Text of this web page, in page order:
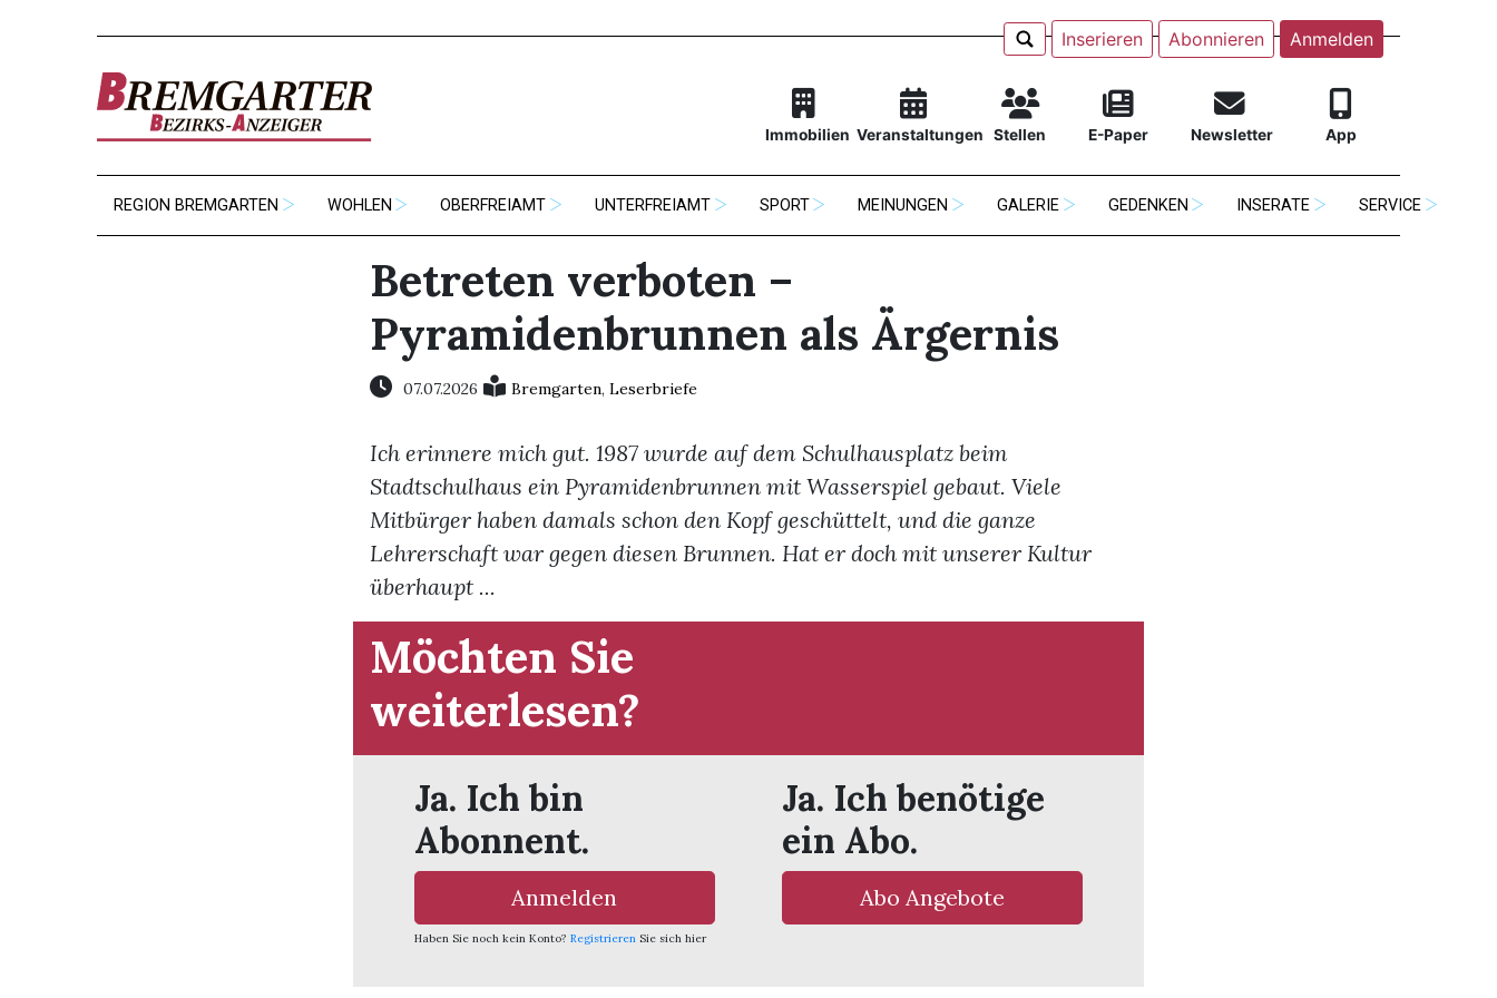
Inserieren Abonnieren Anmelden
Immobilien Veranstaltungen Stellen E-Paper Newsletter App
REGION BREMGARTEN WOHLEN OBERFREIAMT UNTERFREIAMT SPORT MEINUNGEN GALERIE GEDENKEN INSERATE SERVICE
Betreten verboten –
Pyramidenbrunnen als Ärgernis
07.07.2026 Bremgarten, Leserbriefe
Ich erinnere mich gut. 1987 wurde auf dem Schulhausplatz beim
Stadtschulhaus ein Pyramidenbrunnen mit Wasserspiel gebaut. Viele
Mitbürger haben damals schon den Kopf geschüttelt, und die ganze
Lehrerschaft war gegen diesen Brunnen. Hat er doch mit unserer Kultur
überhaupt ...
Möchten Sie
weiterlesen?
Ja. Ich bin
Abonnent.
Anmelden
Haben Sie noch kein Konto? Registrieren Sie sich hier
Ja. Ich benötige
ein Abo.
Abo Angebote